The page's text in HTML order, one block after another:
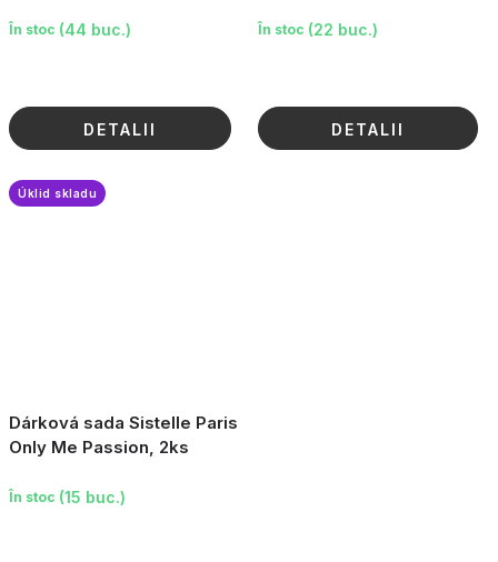
În stoc (44 buc.)
DETALII
În stoc (22 buc.)
DETALII
Dárková sada Sistelle Paris
Only Me Passion, 2ks
Úklid skladu
În stoc (15 buc.)